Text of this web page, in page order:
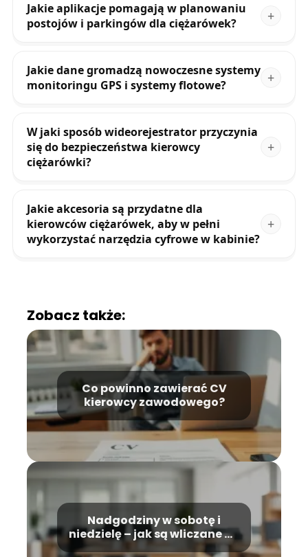
Jakie aplikacje pomagają w planowaniu
postojów i parkingów dla ciężarówek?
Jakie dane gromadzą nowoczesne systemy
monitoringu GPS i systemy flotowe?
W jaki sposób wideorejestrator przyczynia
się do bezpieczeństwa kierowcy
ciężarówki?
Jakie akcesoria są przydatne dla
kierowców ciężarówek, aby w pełni
wykorzystać narzędzia cyfrowe w kabinie?
Zobacz także:
Co powinno zawierać CV
kierowcy zawodowego?
Nadgodziny w sobotę i
niedzielę – jak są wliczane do
wynagrodzenia?